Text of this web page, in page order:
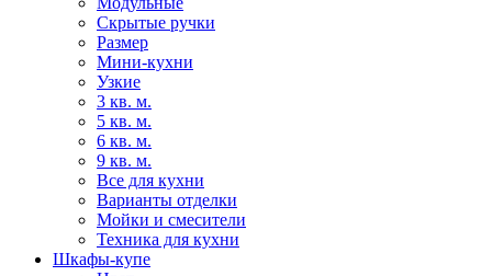
Скрытые ручки
Размер
Мини-кухни
Узкие
3 кв. м.
5 кв. м.
6 кв. м.
9 кв. м.
Все для кухни
Варианты отделки
Мойки и смесители
Техника для кухни
Шкафы-купе